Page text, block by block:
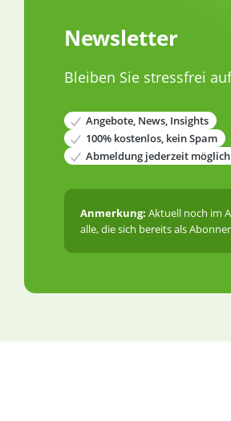
Newsletter
Bleiben Sie stressfrei
Angebote, News, Insights
100% kostenlos, kein Spam
Abmeldung jederzeit möglich
Anmerkung: Aktuell noch im
alle, die sich bereits als